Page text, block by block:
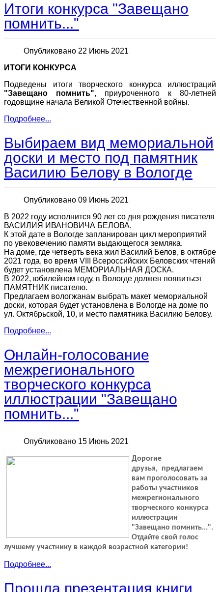
Итоги конкурса "Завещано
помнить..."
Опубликовано 22 Июнь 2021
ИТОГИ КОНКУРСА
Подведены итоги творческого конкурса иллюстраций
"Завещано помнить", приуроченного к 80-летней
годовщине начала Великой Отечественной войны.
Подробнее...
Выбираем вид мемориальной
доски и место под памятник
Василию Белову в Вологде
Опубликовано 09 Июнь 2021
В 2022 году исполнится 90 лет со дня рождения писателя
ВАСИЛИЯ ИВАНОВИЧА БЕЛОВА.
К этой дате в Вологде запланирован цикл мероприятий
по увековечению памяти выдающегося земляка.
На доме, где четверть века жил Василий Белов, в октябре
2021 года, во время VIII Всероссийских Беловских чтений
будет установлена МЕМОРИАЛЬНАЯ ДОСКА.
В 2022, юбилейном году, в Вологде должен появиться
ПАМЯТНИК писателю.
Предлагаем вологжанам выбрать макет мемориальной
доски, которая будет установлена в Вологде на доме по
ул. Октябрьской, 10, и место памятника Василию Белову.
Подробнее...
Онлайн-голосование
межрегионального
творческого конкурса
иллюстрации "Завещано
помнить..."
Опубликовано 15 Июнь 2021
Дорогие
друзья, предлагаем
вам проголосовать за
работы участников
межрегионального
творческого конкурса
иллюстрации
"Завещано помнить...".
Отдайте свой голос
лучшему участнику в каждой возрастной категории!
Подробнее...
Прошла презентация книги